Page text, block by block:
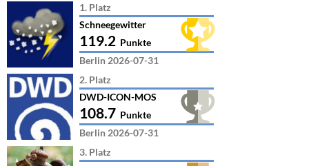
1. Platz
Schneegewitter
119.2 Punkte
Berlin 2026-07-31
2. Platz
DWD-ICON-MOS
108.7 Punkte
Berlin 2026-07-31
3. Platz